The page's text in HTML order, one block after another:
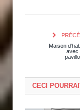
Maison
avec
CECI